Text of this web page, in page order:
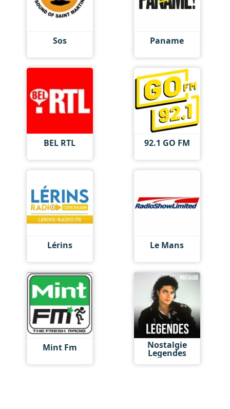
Sos Paname
BEL RTL 92.1 GO FM
Lérins Le Mans
Mint Fm Nostalgie
Legendes